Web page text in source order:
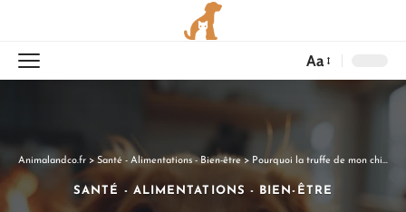
Aa
Animalandco.fr > Santé - Alimentations - Bien-être> Pourquoi la truffe de mon chien est-elle chaude ? Les causes, risques et conseils !
SANTÉ - ALIMENTATIONS - BIEN-ÊTRE